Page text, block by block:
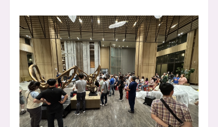
謝客戶的支持與信任，也感謝所有協助我們的團
隊與專業夥伴，讓每一筆成交都能夠順利完成。
🙌 展望第四季，我們將持續挑戰、持續衝刺，迎
向更高的里程碑。團隊的力量無限大，正因為彼
此合作、互相扶持，我們才能在每一次挑戰中更
堅強。 📣 安信冠軍團隊持續熱血招募中！ 如果
你渴望舞台、渴望成績、渴望突破自己，這裡就
是你的最佳選擇。下一個高峰，等著我們一起去
創造！🚀 ☎️ 預約面試｜0933-739959 李店